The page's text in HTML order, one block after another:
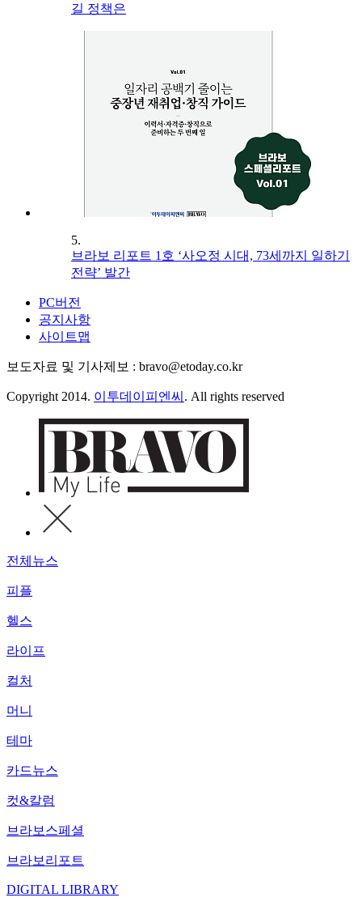
길 정책은
5.
브라보 리포트 1호 ‘사오정 시대, 73세까지 일하기
전략’ 발간
PC버전
공지사항
사이트맵
보도자료 및 기사제보 : bravo@etoday.co.kr
Copyright 2014. 이투데이피엔씨 . All rights reserved
전체뉴스
피플
헬스
라이프
컬처
머니
테마
카드뉴스
컷&칼럼
브라보스페셜
브라보리포트
DIGITAL LIBRARY